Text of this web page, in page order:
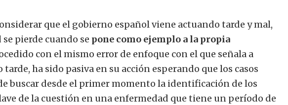
que el gobierno español viene actuando tarde y mal,
pierde cuando se pone como ejemplo a la propia
con el mismo error de enfoque con el que señala a
tarde, ha sido pasiva en su acción esperando que los casos
buscar desde el primer momento la identificación de los
de la cuestión en una enfermedad que tiene un período de